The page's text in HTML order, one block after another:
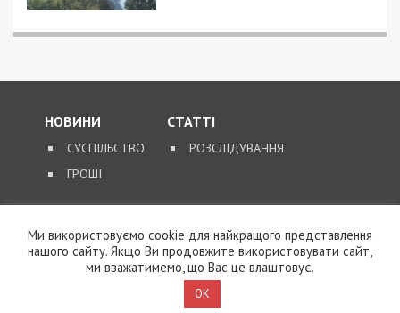
НОВИНИ
СУСПІЛЬСТВО
ГРОШІ
СТАТТІ
РОЗСЛІДУВАННЯ
КОНТАКТИ
Ми використовуємо cookie для найкращого представлення
нашого сайту. Якщо Ви продовжите використовувати сайт,
ми вважатимемо, що Вас це влаштовує.
OK